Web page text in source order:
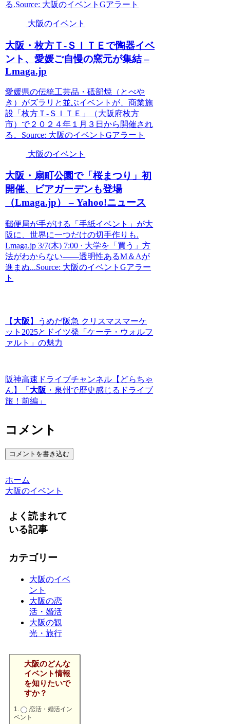
る.Source: 大阪のイベントGアラート
大阪のイベント
大阪 ・枚方Ｔ-ＳＩＴＥで陶器イベ
ント 、愛媛ご自慢の窯元が集結 –
Lmaga.jp
愛媛県の伝統工芸品・砥部焼（とべや
き）がズラリと並ぶイベントが、商業施
設「枚方Ｔ-ＳＩＴＥ」（大阪府枚方
市）で２０２４年１月３日から開催され
る。Source: 大阪のイベントGアラート
大阪のイベント
大阪 ・扇町公園で「桜まつり」初
開催、ビアガーデンも登場
（Lmaga.jp） – Yahoo!ニュース
郵便局が手がける「手紙イベント」が大
阪に、世界に一つだけの切手作りも.
Lmaga.jp 3/7(木) 7:00 · 大学を「買う」方
法がわからない――透明性あるM＆Aが
進まぬ...Source: 大阪のイベントGアラー
ト
【 大阪 】うめだ阪急 クリスマスマーケ
ット2025とドイツ発「ケーテ・ウォルフ
ァルト」の魅力
阪神高速ドライブチャンネル【どらちゃ
ん】「 大阪 ・泉州で歴史感じるドライブ
旅！前編」
コメント
コメントを書き込む
ホーム
大阪のイベント
よく読まれて
いる記事
カテゴリー
大阪のイベ
ント
大阪の恋
活・婚活
大阪の観
光・旅行
大阪のどんな
イベント情報
を知りたいで
すか？
恋活・婚活イン
ベント